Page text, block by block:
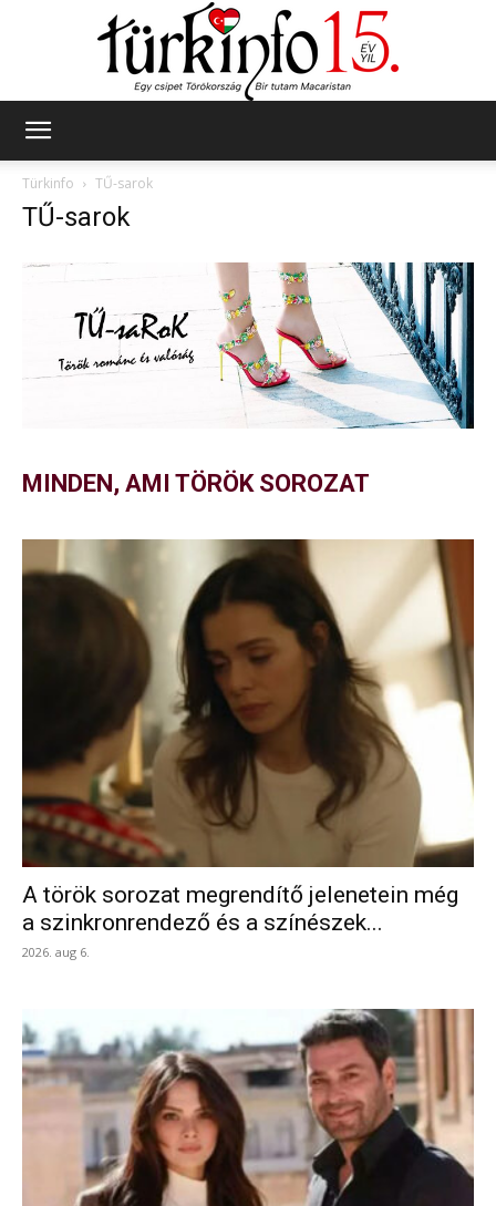
Türkinfo
TŰ-sarok
TŰ-sarok
MINDEN, AMI TÖRÖK SOROZAT
A török sorozat megrendítő jelenetein még
a szinkronrendező és a színészek...
2026. aug 6.